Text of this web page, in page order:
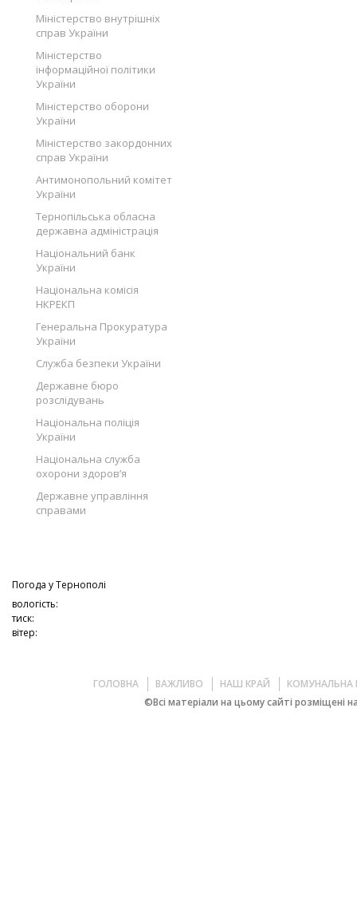
Міністерство внутрішніх
справ України
Міністерство
інформаційної політики
України
Міністерство оборони
України
Міністерство закордонних
справ України
Антимонопольний комітет
України
Тернопільська обласна
державна адміністрація
Національний банк
України
Національна комісія
НКРЕКП
Генеральна Прокуратура
України
Служба безпеки України
Державне бюро
розслідувань
Національна поліція
України
Національна служба
охорони здоров’я
Державне управління
справами
Погода уТернополі
вологість:
тиск:
вітер:
ГОЛОВНА ВАЖЛИВО НАШ КРАЙ
КОМУНАЛЬНА
©Всі матеріали на цьому сайті розміщені